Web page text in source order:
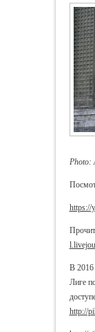
Photo:
https://
В 2016
Лиге
http://